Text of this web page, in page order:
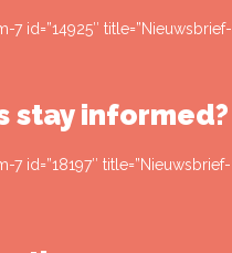
7 id=”14925″ title=”Nieuwsbrief-
stay informed?
7 id=”18197″ title=”Nieuwsbrief-